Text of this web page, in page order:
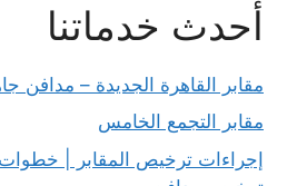
أحدث خدماتنا
مقابر القاهرة الجديدة – مدافن
مقابر التجمع الخامس
إجراءات ترخيص المقابر |